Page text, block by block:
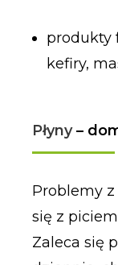
produkty
kefiry,
Płyny–
Problemy
się z
Zaleca się